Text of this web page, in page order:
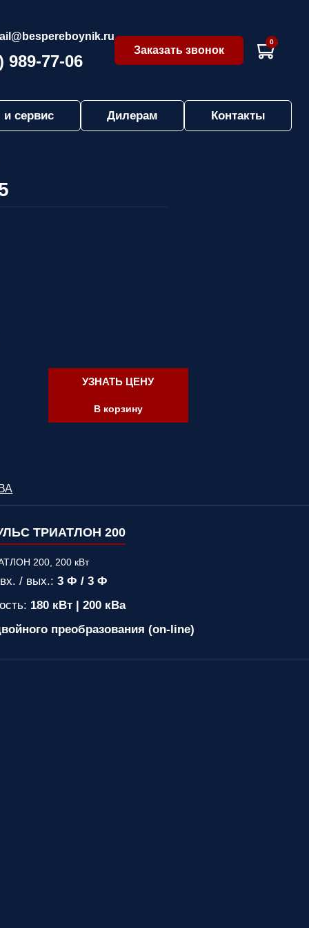
989-77-06
Заказать звонок
0
и сервис Дилерам Контакты
УЗНАТЬ ЦЕНУ
В корзину
ТРИАТЛОН 200
/ вых.: 3 Ф / 3 Ф
180 кВт | 200 кВа
преобразования (on-line)